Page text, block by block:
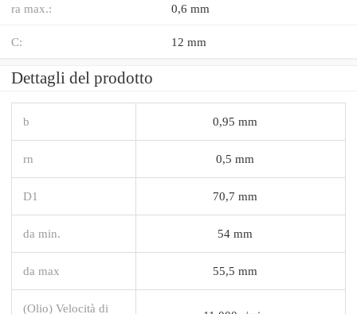
ra max.: 0,6 mm
C: 12 mm
Dettagli del prodotto
b 0,95 mm
rn 0,5 mm
D1 70,7 mm
da min. 54 mm
da max 55,5 mm
(Olio) Velocità di